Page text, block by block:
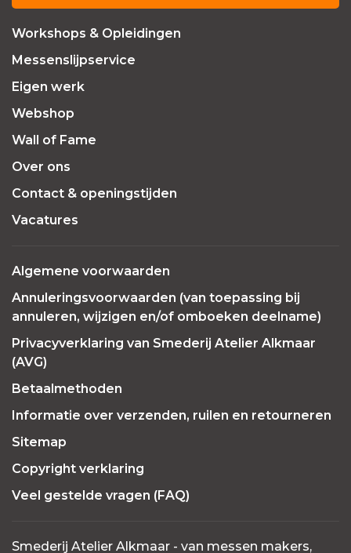
Workshops & Opleidingen
Messenslijpservice
Eigen werk
Webshop
Wall of Fame
Over ons
Contact & openingstijden
Vacatures
Algemene voorwaarden
Annuleringsvoorwaarden (van toepassing bij
annuleren, wijzigen en/of omboeken deelname)
Privacyverklaring van Smederij Atelier Alkmaar
(AVG)
Betaalmethoden
Informatie over verzenden, ruilen en retourneren
Sitemap
Copyright verklaring
Veel gestelde vragen (FAQ)
Smederij Atelier Alkmaar - van messen makers,